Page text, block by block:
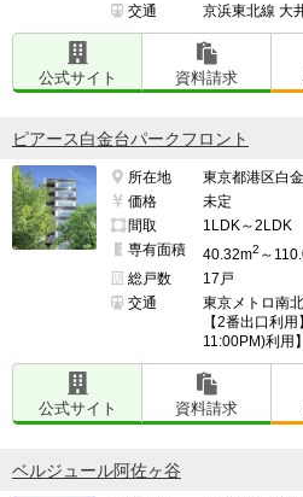
交通
京浜東北線 大
公式サイト 資料請求
ピアース白金台パークフロント
所在地
東京都港区白
価格
未定
間取
1LDK～2LDK
専有面積
40.32m2 ～
総戸数
17戸
交通
東京メトロ南
【2番出口利
11:00PM)利用】
公式サイト 資料請求
ベルジュール阿佐ヶ谷